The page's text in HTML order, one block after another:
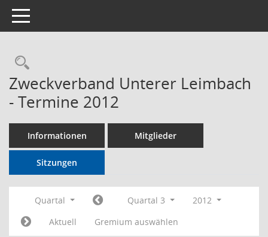
Toggle navigation
Rechercheauswahl
Zweckverband Unterer Leimbach
- Termine 2012
Informationen Mitglieder
Sitzungen
Quartal Quartal 3
2012
Aktuell
Gremium auswählen